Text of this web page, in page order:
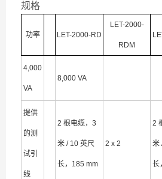
规格
功率 LET-2000-RD
LET-2000-
RDM
4,000
VA
8,000 VA
提供
的测
试引
线
2 根电缆，3
米 / 10 英尺
长，185 mm
2 x 2
2
米
长